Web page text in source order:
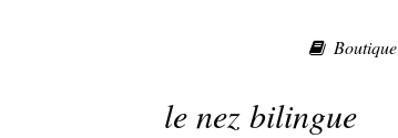
Boutique
le nez bilingue